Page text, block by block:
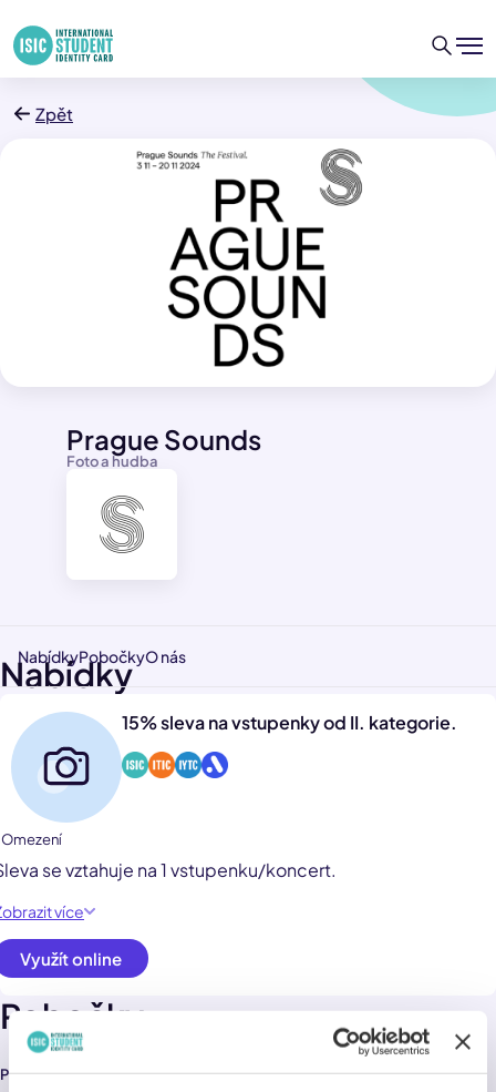
Zpět
Foto a hudba
Prague Sounds
NabídkyPobočkyO nás
Nabídky
15% sleva na vstupenky od II. kategorie.
Omezení
se vztahuje na 1 vstupenku/koncert.
více
Využít online
Pobočky
Prague Sounds